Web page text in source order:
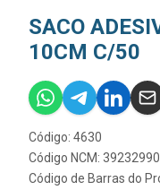
SACO
10CM C/50
Código: 4630
Código NCM: 39232990
Código de Barras do